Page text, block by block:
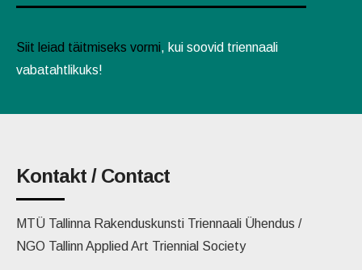
Siit leiad täitmiseks vormi, kui soovid triennaali
vabatahtlikuks!
Kontakt / Contact
MTÜ Tallinna Rakenduskunsti Triennaali Ühendus /
NGO Tallinn Applied Art Triennial Society